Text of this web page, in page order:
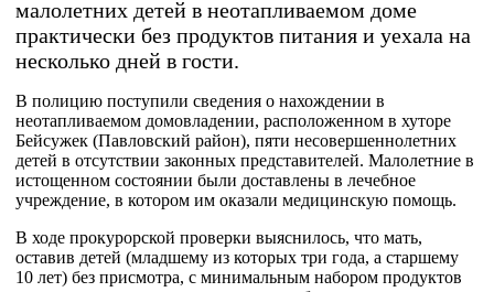
малолетних детей в неотапливаемом доме
практически без продуктов питания и уехала на
несколько дней в гости.
В полицию поступили сведения о нахождении в
неотапливаемом домовладении, расположенном в хуторе
Бейсужек (Павловский район), пяти несовершеннолетних
детей в отсутствии законных представителей. Малолетние в
истощенном состоянии были доставлены в лечебное
учреждение, в котором им оказали медицинскую помощь.
В ходе прокурорской проверки выяснилось, что мать,
оставив детей (младшему из которых три года, а старшему
10 лет) без присмотра, с минимальным набором продуктов